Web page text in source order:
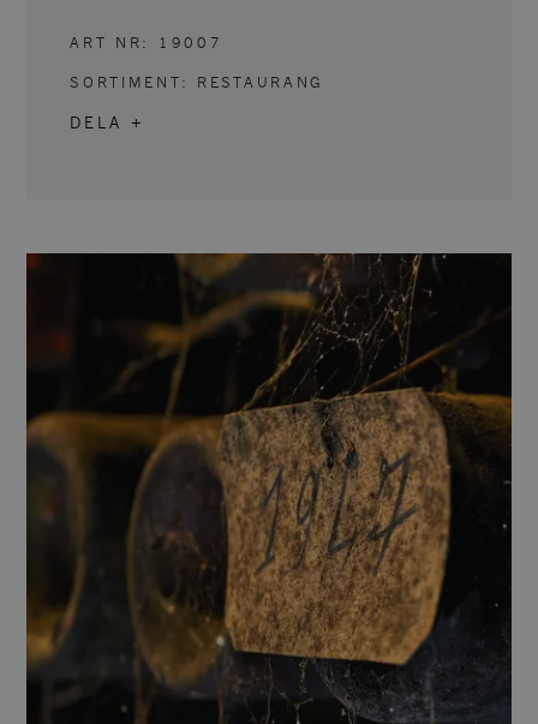
ART NR: 19007
SORTIMENT: RESTAURANG
DELA +